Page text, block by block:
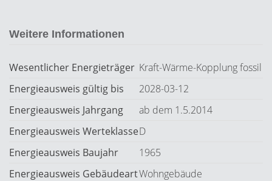
Weitere Informationen
Wesentlicher Energieträger Kraft-Wärme-Kopplung fossil
Energieausweis gültig bis
2028-03-12
Energieausweis Jahrgang
ab dem 1.5.2014
Energieausweis WerteklasseD
Energieausweis Baujahr
1965
Energieausweis GebäudeartWohngebäude